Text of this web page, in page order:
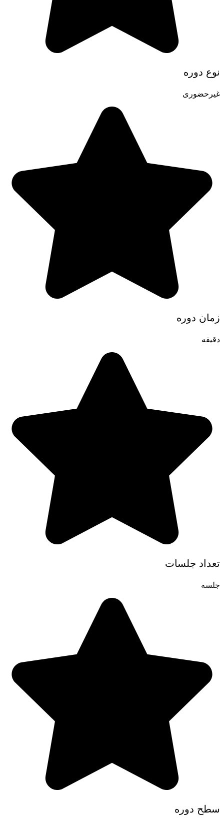
نوع دوره
غیرحضوری
زمان دوره
دقیقه
تعداد جلسات
جلسه
سطح دوره